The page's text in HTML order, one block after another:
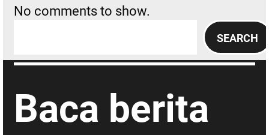
No comments to show.
a
c
SEARCH
Baca berita